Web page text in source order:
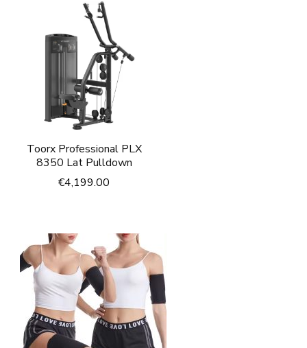
Toorx Professional PLX
8350 Lat Pulldown
€4,199.00